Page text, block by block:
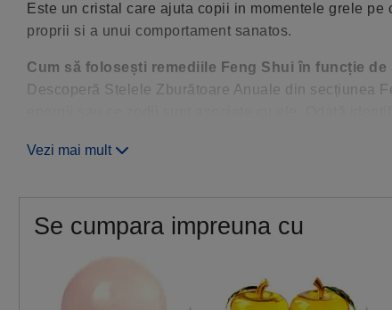
Este un cristal care ajuta copii in momentele grele
proprii si a unui comportament sanatos.
Cum să folosești remediile Feng Shui în funcție de
Descoperă Stelele Zburătoare Anuale din secțiunea
Vezi mai mult
Se cumpara impreuna cu